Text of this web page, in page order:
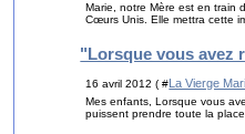
Marie, notre Mère est en train
Cœurs Unis. Elle mettra cette
"Lorsque vous avez
16 avril 2012 ( # La Vierge
Mes enfants, Lorsque vous
puissent prendre toute la